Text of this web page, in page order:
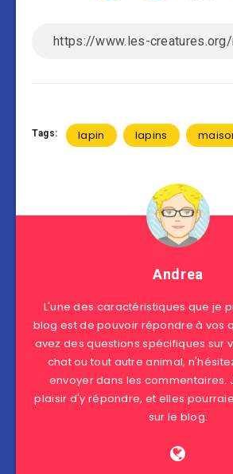
Tags: lapin lapins
Andrea
L'une des caractéristiques que je
blog est de pouvoir répondre à vos
avez des questions spécifiques sur
chat ou tout autre animal,
envoyer dans les commentaires.
plaisir d'y répondre, et elles
sur le blog.